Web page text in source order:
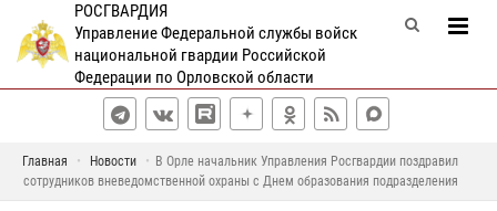
РОСГВАРДИЯ
Управление Федеральной службы войск
национальной гвардии Российской
Федерации по Орловской области
Главная Новости
В Орле начальник Управления Росгвардии поздравил
сотрудников вневедомственной охраны с Днем образования подразделения